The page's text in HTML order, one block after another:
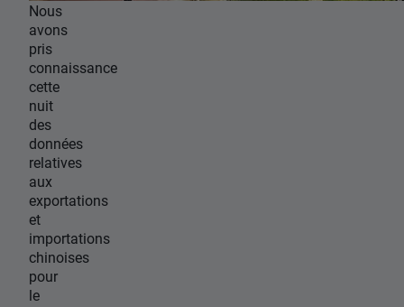
Nous
avons
pris
connaissance
cette
nuit
des
données
relatives
aux
exportations
et
importations
chinoises
pour
le